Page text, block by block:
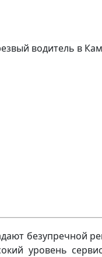
безупречной
уровень